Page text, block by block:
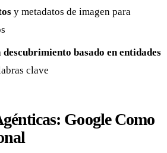
y metadatos de imagen para
basado en entidades
clave
Google Como